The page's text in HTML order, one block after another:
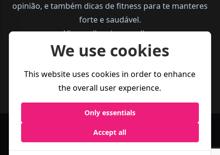
opinião, e também dicas de fitness para te manteres
forte e saudável.
Vive melhor, joga melhor.
Business
Política de
We use cookies
This website uses cookies in order to enhance
the overall user experience.
Only essentials
Accept all